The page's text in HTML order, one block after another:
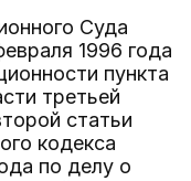
Суда
1996 года
пункта
третьей
статьи
кодекса
по делу о